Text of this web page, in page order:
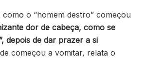
como o “homem destro” começou
dor de cabeça, como se
depois de dar prazer a si
começou a vomitar, relata o